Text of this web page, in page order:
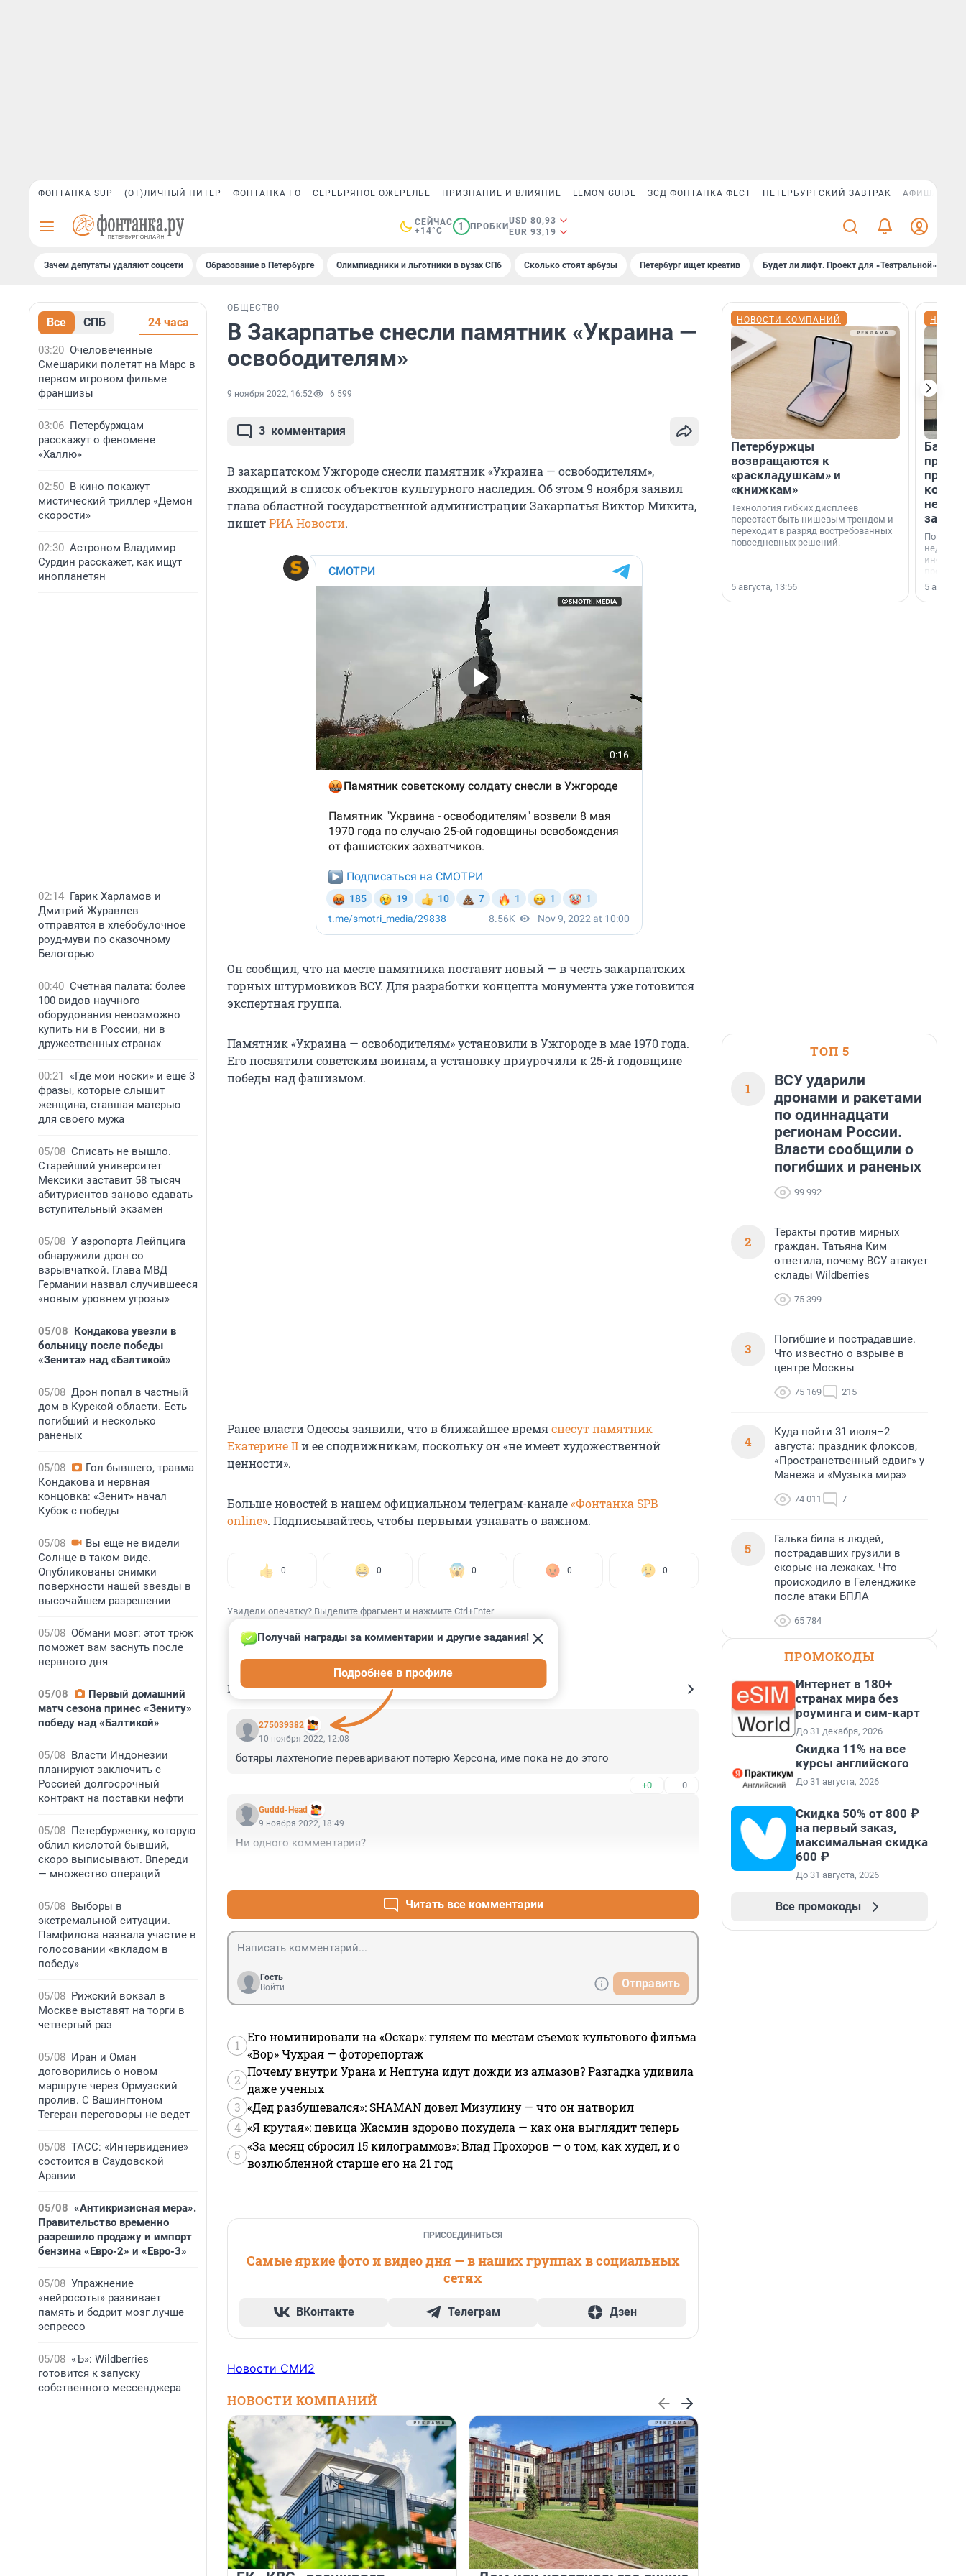
ФОНТАНКА SUP (ОТ)ЛИЧНЫЙ ПИТЕР ФОНТАНКА ГО СЕРЕБРЯНОЕ ОЖЕРЕЛЬЕ ПРИЗНАНИЕ И ВЛИЯНИЕ LEMON GUIDE ЗСД ФОНТАНКА ФЕСТ ПЕТЕРБУРГСКИЙ ЗАВТРАК АФИША PLUS
СЕЙЧАС
+14°C
1 ПРОБКИ
USD 80,93
EUR 93,19
Зачем депутаты удаляют соцсети Образование в Петербурге Олимпиадники и льготники в вузах СПб Сколько стоят арбузы Петербург ищет креатив Будет ли лифт. Проект для «Театральной»
Все СПБ 24 часа
03:20 Очеловеченные
Смешарики полетят на Марс в
первом игровом фильме
франшизы
03:06 Петербуржцам
расскажут о феномене
«Халлю»
02:50 В кино покажут
мистический триллер «Демон
скорости»
02:30 Астроном Владимир
Сурдин расскажет, как ищут
инопланетян
02:14 Гарик Харламов и
Дмитрий Журавлев
отправятся в хлебобулочное
роуд-муви по сказочному
Белогорью
00:40 Счетная палата: более
100 видов научного
оборудования невозможно
купить ни в России, ни в
дружественных странах
00:21
«Где мои носки» и еще 3
фразы, которые слышит
женщина, ставшая матерью
для своего мужа
05/08 Списать не вышло.
Старейший университет
Мексики заставит 58 тысяч
абитуриентов заново сдавать
вступительный экзамен
05/08 У аэропорта Лейпцига
обнаружили дрон со
взрывчаткой. Глава МВД
Германии назвал случившееся
«новым уровнем угрозы»
05/08 Кондакова увезли в
больницу после победы
«Зенита» над «Балтикой»
05/08 Дрон попал в частный
дом в Курской области. Есть
погибший и несколько
раненых
05/08
Гол бывшего, травма
Кондакова и нервная
концовка: «Зенит» начал
Кубок с победы
05/08
Вы еще не видели
Солнце в таком виде.
Опубликованы снимки
поверхности нашей звезды в
высочайшем разрешении
05/08 Обмани мозг: этот трюк
поможет вам заснуть после
нервного дня
05/08
Первый домашний
матч сезона принес «Зениту»
победу над «Балтикой»
05/08 Власти Индонезии
планируют заключить с
Россией долгосрочный
контракт на поставки нефти
05/08 Петербурженку, которую
облил кислотой бывший,
скоро выписывают. Впереди
— множество операций
05/08 Выборы в
экстремальной ситуации.
Памфилова назвала участие в
голосовании «вкладом в
победу»
05/08 Рижский вокзал в
Москве выставят на торги в
четвертый раз
05/08 Иран и Оман
договорились о новом
маршруте через Ормузский
пролив. С Вашингтоном
Тегеран переговоры не ведет
05/08 ТАСС: «Интервидение»
состоится в Саудовской
Аравии
05/08 «Антикризисная мера».
Правительство временно
разрешило продажу и импорт
бензина «Евро-2» и «Евро-3»
05/08 Упражнение
«нейросоты» развивает
память и бодрит мозг лучше
эспрессо
05/08 «Ъ»: Wildberries
готовится к запуску
собственного мессенджера
ОБЩЕСТВО
В Закарпатье снесли памятник «Украина —
освободителям»
9 ноября 2022, 16:52 6 599
3 комментария
В закарпатском Ужгороде снесли памятник «Украина — освободителям»,
входящий в список объектов культурного наследия. Об этом 9 ноября заявил
глава областной государственной администрации Закарпатья Виктор Микита,
пишетРИА Новости.
Он сообщил, что на месте памятника поставят новый — в честь закарпатских
горных штурмовиков ВСУ. Для разработки концепта монумента уже готовится
экспертная группа.
Памятник «Украина — освободителям» установили в Ужгороде в мае 1970 года.
Его посвятили советским воинам, а установку приурочили к 25-й годовщине
победы над фашизмом.
Ранее власти Одессы заявили, что в ближайшее времяснесут памятник
Екатерине IIи ее сподвижникам, поскольку он «не имеет художественной
ценности».
Больше новостей в нашем официальном телеграм-канале«Фонтанка SPB
online». Подписывайтесь, чтобы первыми узнавать о важном.
0 0 0 0 0
Увидели опечатку? Выделите фрагмент и нажмите Ctrl+Enter
КОММЕНТАРИИ 3
275039382
Получай награды за комментарии и другие задания!
Подробнее в профиле
10 ноября 2022, 12:08
ботяры лахтеногие переваривают потерю Херсона, име пока не до этого
+0 –0
Guddd-Head
9 ноября 2022, 18:49
Ни одного комментария?
Читать все комментарии
Гость
Войти
Отправить
1
Его номинировали на «Оскар»: гуляем по местам съемок культового фильма
«Вор» Чухрая — фоторепортаж
2
Почему внутри Урана и Нептуна идут дожди из алмазов? Разгадка удивила
даже ученых
3 «Дед разбушевался»: SHAMAN довел Мизулину — что он натворил
4 «Я крутая»: певица Жасмин здорово похудела — как она выглядит теперь
5
«За месяц сбросил 15 килограммов»: Влад Прохоров — о том, как худел, и о
возлюбленной старше его на 21 год
ПРИСОЕДИНИТЬСЯ
Самые яркие фото и видео дня — в наших группах в социальных
сетях
ВКонтакте Телеграм Дзен
Новости СМИ2
НОВОСТИ КОМПАНИЙ
НОВОСТИ КОМПАНИЙ
Петербуржцы
возвращаются к
«раскладушкам» и
«книжкам»
Технология гибких дисплеев
перестает быть нишевым трендом и
переходит в разряд востребованных
повседневных решений.
5 августа, 13:56
Банк
Покупка
офис,
успех
5
ТОП 5
1
ВСУ ударили
дронами и ракетами
по одиннадцати
регионам России.
Власти сообщили о
погибших и раненых
99 992
2
Теракты против мирных
граждан. Татьяна Ким
ответила, почему ВСУ атакует
склады Wildberries
75 399
3
Погибшие и пострадавшие.
Что известно о взрыве в
центре Москвы
75 169 215
4
Куда пойти 31 июля–2
августа: праздник флоксов,
«Пространственный сдвиг» у
Манежа и «Музыка мира»
74 011 7
5
Галька била в людей,
пострадавших грузили в
скорые на лежаках. Что
происходило в Геленджике
после атаки БПЛА
65 784
ПРОМОКОДЫ
Интернет в 180+
странах мира без
роуминга и сим-карт
До 31 декабря, 2026
Скидка 11% на все
курсы английского
До 31 августа, 2026
Скидка 50% от 800 ₽
на первый заказ,
максимальная скидка
600 ₽
До 31 августа, 2026
Все промокоды